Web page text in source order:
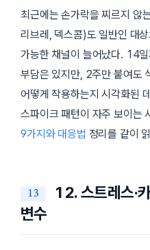
최근에는 손가락을 찌르지 않
리브레 , 덱스콤)도 일반인 대
가능한 채널이 늘어났다. 14
부담은 있지만, 2주만 붙여도
어떻게 작용하는지 시각화된
스파이크 패턴이 자주 보이는
9가지와 대응법 정리를 같이
12. 스트레스·
변수